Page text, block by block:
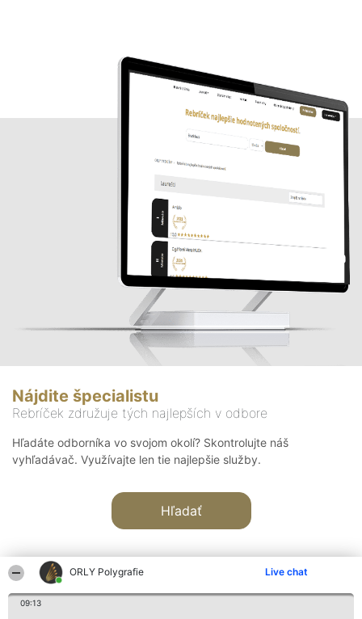
ORLY Polygrafie Live chat
09:13
Nájdite špecialistu
Rebríček združuje tých najlepších v odbore
Hľadáte odborníka vo svojom okolí? Skontrolujte náš
vyhľadávač. Využívajte len tie najlepšie služby.
Hľadať